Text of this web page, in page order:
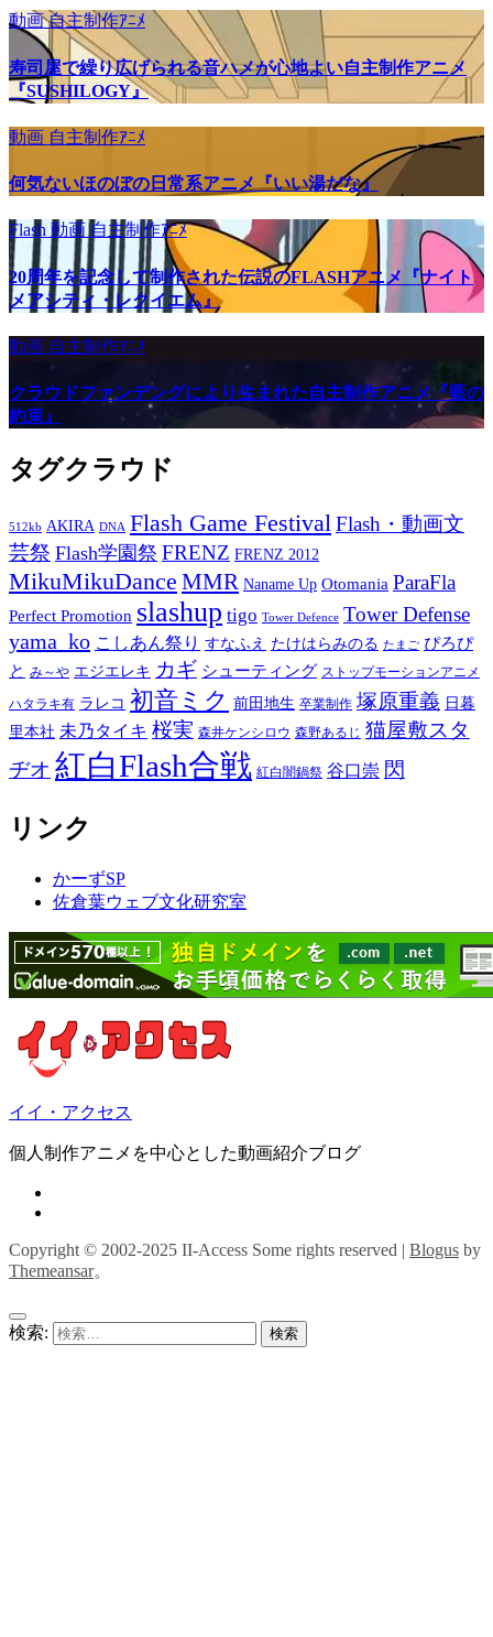
動画自主制作ｱﾆﾒ
寿司屋で繰り広げられる音ハメが心地よい自主制作アニメ
『SUSHILOGY』
動画 自主制作ｱﾆﾒ
何気ないほのぼの日常系アニメ『いい湯だな』
Flash 動画自主制作ｱﾆﾒ
20周年を記念して制作された伝説のFLASHアニメ『ナイト
メアシティ・レクイエム』
動画 自主制作ｱﾆﾒ
クラウドファンデングにより生まれた自主制作アニメ『藍の
約束』
タグクラウド
512kb AKIRA DNA Flash Game FestivalFlash・動画文
芸祭 Flash学園祭 FRENZ FRENZ 2012
MikuMikuDance MMR Naname Up Otomania ParaFla
Perfect Promotion slashup tigo Tower Defence Tower Defense
yama_ko こしあん祭り すなふえ たけはらみのる たまご ぴろぴ
と み～や エジエレキ カギ シューティング ストップモーションアニメ
ハタラキ有 ラレコ 初音ミク 前田地生 卒業制作 塚原重義 日暮
里本社 未乃タイキ 桜実 森井ケンシロウ 森野あるじ 猫屋敷スタ
ヂオ 紅白Flash合戦 紅白闇鍋祭 谷口崇 閃
リンク
かーずSP
佐倉葉ウェブ文化研究室
イイ・アクセス
個人制作アニメを中心とした動画紹介ブログ
Copyright © 2002-2025 II-Access Some rights reserved | Blogus by
Themeansar。
検索: